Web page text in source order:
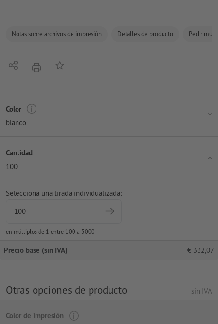
Notas sobre archivos de impresión Detalles de producto Pedir
CompartirimprimirAñadir a lista de favoritos
Color
blanco
Cantidad
100
Selecciona una tirada individualizada:
en múltiplos de 1 entre 100 a 5000
Precio base (sin IVA) € 332,07
Otras opciones de producto sin IVA
Color de impresión